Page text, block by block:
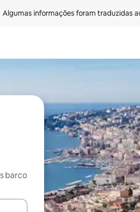
Algumas informações foram traduzidas
barco